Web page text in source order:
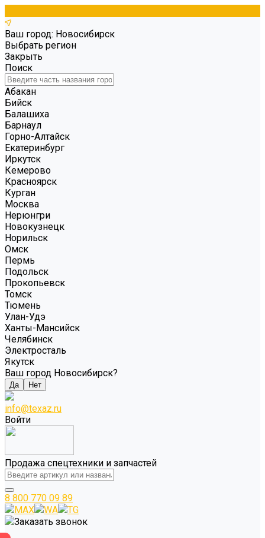
Ваш город: Новосибирск
Выбрать регион
Закрыть
Поиск
Абакан
Бийск
Балашиха
Барнаул
Горно-Алтайск
Екатеринбург
Иркутск
Кемерово
Красноярск
Курган
Москва
Нерюнгри
Новокузнецк
Норильск
Омск
Пермь
Подольск
Прокопьевск
Томск
Тюмень
Улан-Удэ
Ханты-Мансийск
Челябинск
Электросталь
Якутск
Ваш город Новосибирск?
Да Нет
info@texaz.ru
Войти
Продажа спецтехники и запчастей
8 800 770 09 89
MAX
WA
TG
Заказать звонок